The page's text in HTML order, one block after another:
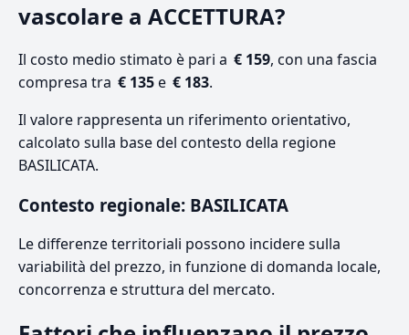
vascolare a ACCETTURA?
Il costo medio stimato è pari a € 159, con una fascia
compresa tra € 135e € 183.
Il valore rappresenta un riferimento orientativo,
calcolato sulla base del contesto della regione
BASILICATA.
Contesto regionale: BASILICATA
Le differenze territoriali possono incidere sulla
variabilità del prezzo, in funzione di domanda locale,
concorrenza e struttura del mercato.